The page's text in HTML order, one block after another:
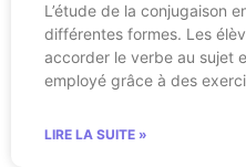
L’étude de la conjugaison
différentes formes. Les
accorder le verbe au sujet
employé grâce à des
LIRE LA SUITE »